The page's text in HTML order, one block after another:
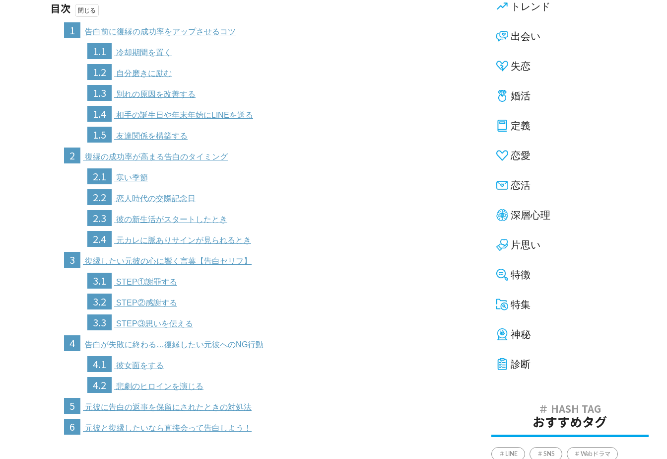
目次
1
告白前に復縁の成功率をアップさせるコツ
1.1 冷却期間を置く
1.2 自分磨きに励む
1.3 別れの原因を改善する
1.4 相手の誕生日や年末年始にLINEを送る
1.5 友達関係を構築する
2 復縁の成功率が高まる告白のタイミング
2.1 寒い季節
2.2 恋人時代の交際記念日
2.3 彼の新生活がスタートしたとき
2.4 元カレに脈ありサインが見られるとき
3 復縁したい元彼の心に響く言葉【告白セリフ】
3.1 STEP①謝罪する
3.2 STEP②感謝する
3.3 STEP③思いを伝える
4 告白が失敗に終わる…復縁したい元彼へのNG行動
4.1 彼女面をする
4.2 悲劇のヒロインを演じる
5 元彼に告白の返事を保留にされたときの対処法
6 元彼と復縁したいなら直接会って告白しよう！
トレンド
出会い
失恋
婚活
定義
恋愛
恋活
深層心理
片思い
特徴
特集
神秘
診断
おすすめタグ
LINE SNS Webドラマ